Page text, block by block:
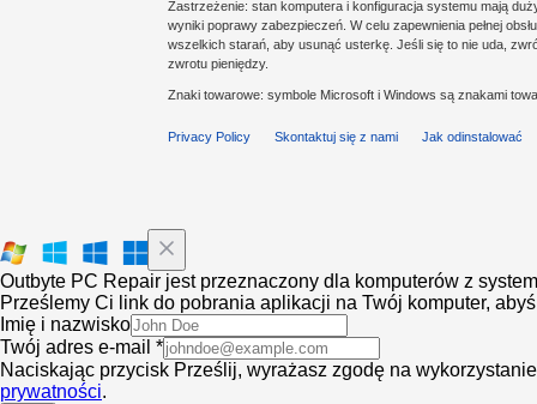
Zastrzeżenie: stan komputera i konfiguracja systemu mają
wyniki poprawy zabezpieczeń. W celu zapewnienia pełnej
wszelkich starań, aby usunąć usterkę. Jeśli się to nie uda,
zwrotu pieniędzy.
Znaki towarowe: symbole Microsoft i Windows są znakami
Privacy Policy Skontaktuj się z nami Jak odinstalować
Outbyte PC Repair jest przeznaczony dla komputerów z
Prześlemy Ci link do pobrania aplikacji na Twój komputer,
Imię i nazwisko
Twój adres e-mail *
Naciskając przycisk Prześlij, wyrażasz zgodę na
prywatności.